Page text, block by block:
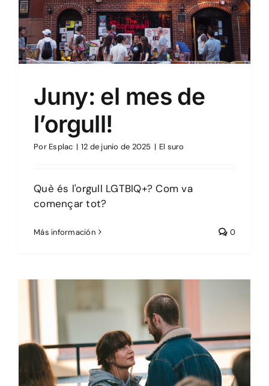
Juny: el mes de
l’orgull!
Por Esplac | 12 de junio de 2025 | El suro
Què és l'orgull LGTBIQ+? Com va
començar tot?
Más información 0
Sin categoría